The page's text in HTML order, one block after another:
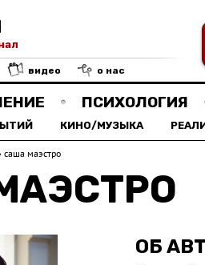
видео о нас
ПСИХОЛОГИЯ
КИНО/МУЗЫКА
саша маэстро
ОБ